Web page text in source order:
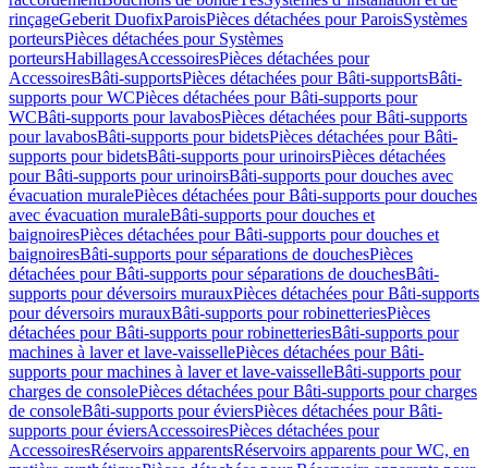
rinçageGeberit DuofixParoisPièces détachées pour ParoisSystèmes
porteursPièces détachées pour Systèmes
porteursHabillagesAccessoiresPièces détachées pour
AccessoiresBâti-supportsPièces détachées pour Bâti-supportsBâti-
supports pour WCPièces détachées pour Bâti-supports pour
WCBâti-supports pour lavabosPièces détachées pour Bâti-supports
pour lavabosBâti-supports pour bidetsPièces détachées pour Bâti-
supports pour bidetsBâti-supports pour urinoirsPièces détachées
pour Bâti-supports pour urinoirsBâti-supports pour douches avec
évacuation muralePièces détachées pour Bâti-supports pour douches
avec évacuation muraleBâti-supports pour douches et
baignoiresPièces détachées pour Bâti-supports pour douches et
baignoiresBâti-supports pour séparations de douchesPièces
détachées pour Bâti-supports pour séparations de douchesBâti-
supports pour déversoirs murauxPièces détachées pour Bâti-supports
pour déversoirs murauxBâti-supports pour robinetteriesPièces
détachées pour Bâti-supports pour robinetteriesBâti-supports pour
machines à laver et lave-vaissellePièces détachées pour Bâti-
supports pour machines à laver et lave-vaisselleBâti-supports pour
charges de consolePièces détachées pour Bâti-supports pour charges
de consoleBâti-supports pour éviersPièces détachées pour Bâti-
supports pour éviersAccessoiresPièces détachées pour
AccessoiresRéservoirs apparentsRéservoirs apparents pour WC, en